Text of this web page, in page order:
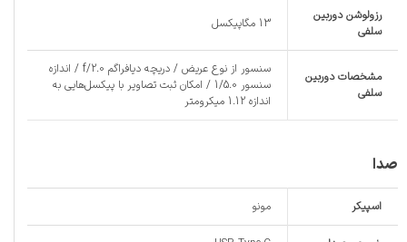
رزولوشن دوربین
سلفی
13 مگاپیکسل
مشخصات دوربین
سلفی
سنسور از نوع عریض / دریچه دیافراگم f/2.0 / اندازه
سنسور 1/5.0 / امکان ثبت تصاویر با پیکسل‌هایی به
اندازه 1.12 میکرومتر
صدا
اسپیکر مونو